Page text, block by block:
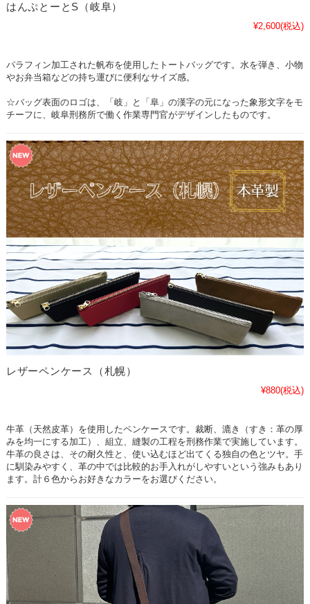
はんぷとーとS（岐阜）
¥2,600(税込)
パラフィン加工された帆布を使用したトートバッグです。水を弾き、小物
やお弁当箱などの持ち運びに便利なサイズ感。
☆バッグ表面のロゴは、「岐」と「阜」の漢字の元になった象形文字をモ
チーフに、岐阜刑務所で働く作業専門官がデザインしたものです。
レザーペンケース（札幌）
¥880(税込)
牛革（天然皮革）を使用したペンケースです。裁断、漉き（すき：革の厚
みを均一にする加工）、組立、縫製の工程を刑務作業で実施しています。
牛革の良さは、その耐久性と、使い込むほど出てくる独自の色とツヤ。手
に馴染みやすく、革の中では比較的お手入れがしやすいという強みもあり
ます。計６色からお好きなカラーをお選びください。